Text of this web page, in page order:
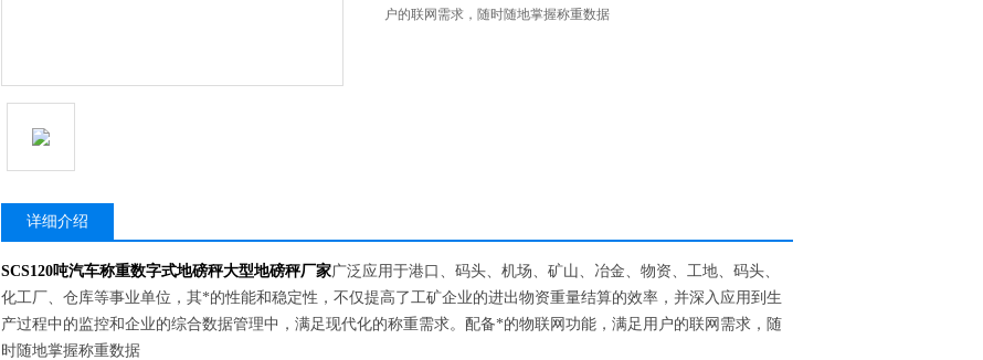
户的联网需求，随时随地掌握称重数据
详细介绍
SCS120吨汽车称重数字式地磅秤大型地磅秤厂家广泛应用于港口、码头、机场、矿山、冶金、物资、工地、码头、
化工厂、仓库等事业单位，其*的性能和稳定性，不仅提高了工矿企业的进出物资重量结算的效率，并深入应用到生
产过程中的监控和企业的综合数据管理中，满足现代化的称重需求。配备*的物联网功能，满足用户的联网需求，随
时随地掌握称重数据